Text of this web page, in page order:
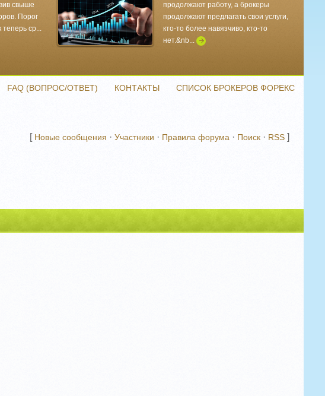
свыше
Порог
теперь ср...
продолжают работу, а брокеры
продолжают предлагать свои услуги,
кто-то более навязчиво, кто-то
нет.&nb...
FAQ (ВОПРОС/ОТВЕТ) КОНТАКТЫ СПИСОК БРОКЕРОВ ФОРЕКС
[ Новые сообщения · Участники · Правила форума · Поиск · RSS ]